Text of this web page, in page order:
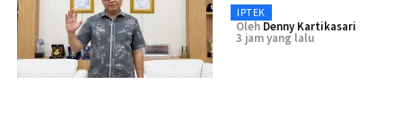
IPTEK
Oleh Denny Kartikasari
3 jam yang lalu